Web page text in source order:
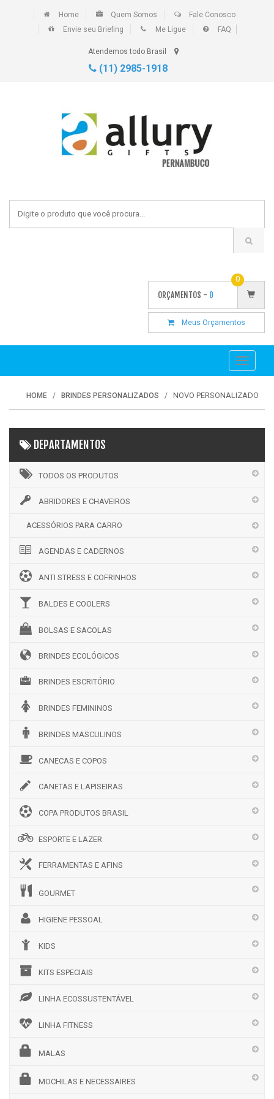
Home Quem Somos
Fale Conosco
Envie seu Briefing
Me Ligue FAQ
Atendemos todo Brasil
(11) 2985-1918
ORÇAMENTOS - 0
0
Meus Orçamentos
Toggle
HOME BRINDES PERSONALIZADOS NOVO PERSONALIZADO
DEPARTAMENTOS
TODOS OS PRODUTOS
ABRIDORES E CHAVEIROS
ACESSÓRIOS PARA CARRO
AGENDAS E CADERNOS
ANTI STRESS E COFRINHOS
BALDES E COOLERS
BOLSAS E SACOLAS
BRINDES ECOLÓGICOS
BRINDES ESCRITÓRIO
BRINDES FEMININOS
BRINDES MASCULINOS
CANECAS E COPOS
CANETAS E LAPISEIRAS
COPA PRODUTOS BRASIL
ESPORTE E LAZER
FERRAMENTAS E AFINS
GOURMET
HIGIENE PESSOAL
KIDS
KITS ESPECIAIS
LINHA ECOSSUSTENTÁVEL
LINHA FITNESS
MALAS
MOCHILAS E NECESSAIRES